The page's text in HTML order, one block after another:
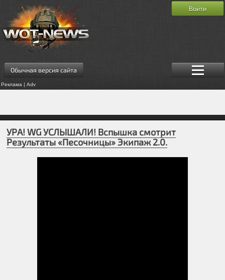
Обычная версия сайта
Реклама | Adv
Войти
УРА! WG УСЛЫШАЛИ! Вспышка смотрит
Результаты «Песочницы» Экипаж 2.0.